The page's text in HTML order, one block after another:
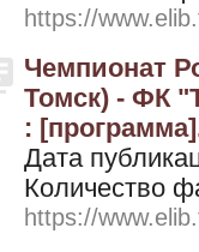
https://
Чемпионат
Томск) - ФК
:
Дата
Количество
https://